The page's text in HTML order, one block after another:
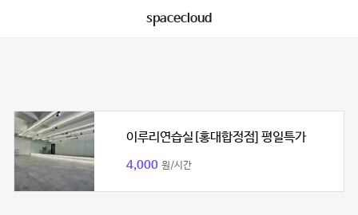
spacecloud
이루리연습실[홍대합정점] 평일특가
4,000 원/시간